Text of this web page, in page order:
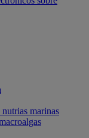
marinas